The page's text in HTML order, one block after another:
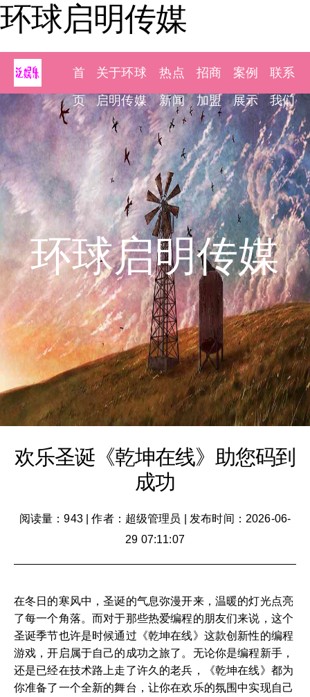
环球启明传媒
首
页
关于环球
启明传媒
热点
新闻
招商
加盟
案例
展示
联系
我们
环球启明传媒
欢乐圣诞《乾坤在线》助您码到
成功
阅读量：943|作者：超级管理员
发布时间：2026-06-
29 07:11:07
在冬日的寒风中，圣诞的气息弥漫开来，温暖的灯光点亮
了每一个角落。而对于那些热爱编程的朋友们来说，这个
圣诞季节也许是时候通过《乾坤在线》这款创新性的编程
游戏，开启属于自己的成功之旅了。无论你是编程新手，
还是已经在技术路上走了许久的老兵，《乾坤在线》都为
你准备了一个全新的舞台，让你在欢乐的氛围中实现自己